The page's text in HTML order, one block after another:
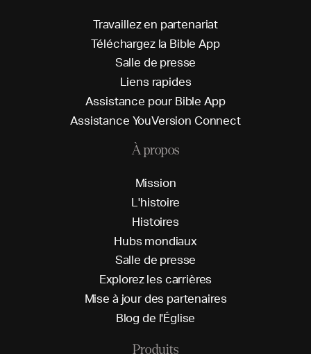
Travaillezen partenariat
Téléchargez la Bible App
Salle de presse
L iens rapides
Assistance pour Bible App
Assistance YouVersion Connect
À propos
Mission
L'histoire
Histoires
Hubs mondiaux
Salle de presse
Explorez les carrières
Mise à jourdes partenaires
Blog de l'Église
Produits